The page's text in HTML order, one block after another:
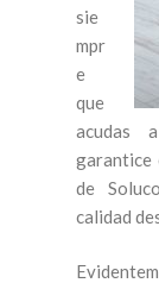
sie
mpr
e
que
acudas
garantice
de
calidad